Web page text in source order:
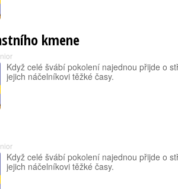
kmene
Když celé švábí pokolení najednou přijde o
jejich náčelníkovi těžké časy.
Když celé švábí pokolení najednou přijde o
jejich náčelníkovi těžké časy.